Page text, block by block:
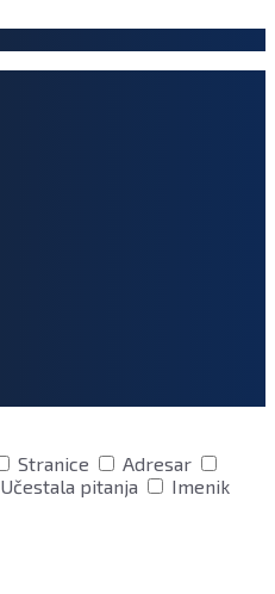
Stranice
Adresar
Učestala pitanja Imenik